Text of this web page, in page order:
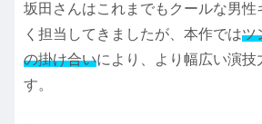
坂田さんはこれまでもクールな男性
く担当してきましたが、本作ではツ
の掛け合いにより、より幅広い演技
す。